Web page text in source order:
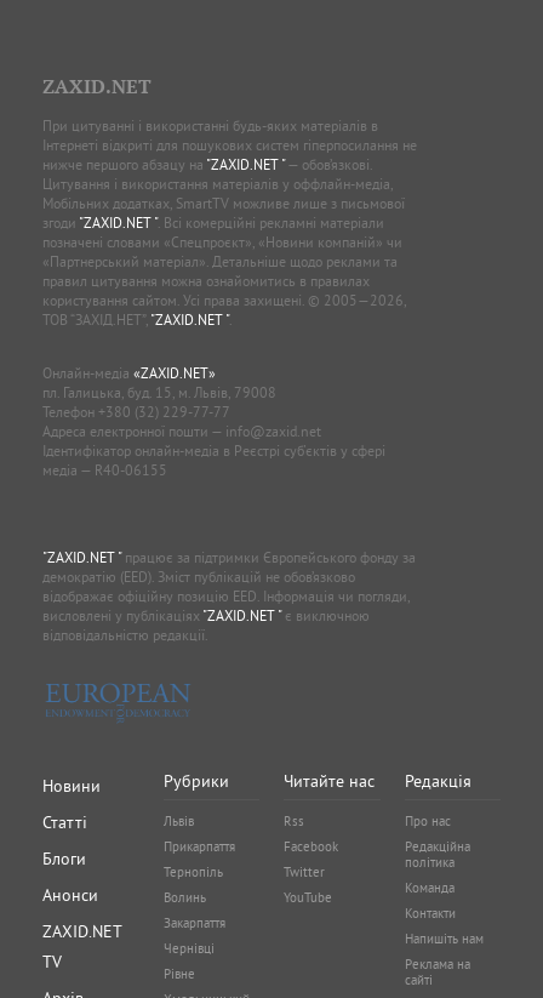
ZAXID.NET
При цитуванні і використанні будь-яких матеріалів в
Інтернеті відкриті для пошукових систем гіперпосилання не
нижче першого абзацу на "ZAXID.NET "— обов’язкові.
Цитування і використання матеріалів у оффлайн-медіа,
Мобільних додатках, SmartTV можливе лише з письмової
згоди "ZAXID.NET ". Всі комерційні рекламні матеріали
позначені словами «Спецпроєкт», «Новини компаній» чи
«Партнерський матеріал». Детальніше щодо реклами та
правил цитування можна ознайомитись в правилах
користування сайтом. Усі права захищені. © 2005—2026,
ТОВ “ЗАХІД.НЕТ”, "ZAXID.NET ".
Онлайн-медіа «ZAXID.NET»
пл. Галицька, буд. 15, м. Львів, 79008
Телефон +380 (32) 229-77-77
Адреса електронної пошти — info@zaxid.net
Ідентифікатор онлайн-медіа в Реєстрі суб'єктів у сфері
медіа — R40-06155
"ZAXID.NET "працює за підтримки Європейського фонду за
демократію (EED). Зміст публікацій не обов’язково
відображає офіційну позицію EED. Інформація чи погляди,
висловлені у публікаціях "ZAXID.NET "є виключною
відповідальністю редакції.
Новини
Статті
Блоги
Анонси
ZAXID.NET
TV
Рубрики
Львів
Прикарпаття
Тернопіль
Волинь
Закарпаття
Чернівці
Рівне
Читайте нас
Rss
Facebook
Twitter
YouTube
Редакція
Про нас
Редакційна
політика
Команда
Контакти
Напишіть нам
Реклама на
сайті